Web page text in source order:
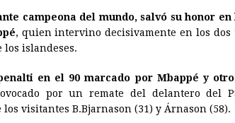
s
s
n
g
a
t
A
p
r
e
d
s
n
r
e
n
d
I
a
i
p
i
n
campeona del mundo, salvó su honor
, quien intervino decisivamente en los
los islandeses.
en el 90 marcado por Mbappé y
por un remate del delantero del
los visitantes B.Bjarnason (31) y Árnason (58).